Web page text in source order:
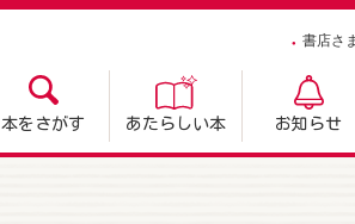
書店さま
本をさがす あたらしい本 お知らせ